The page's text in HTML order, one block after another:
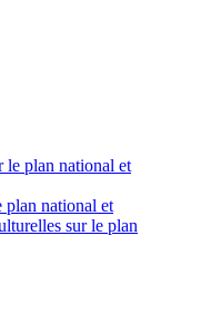
plan national et
sur le plan
LA HAAC N°0134/